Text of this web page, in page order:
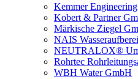
Kemmer
Kobert & Partner
Märkische Ziegel
NAIS
NEUTRALOX®
Rohrtec
WBH Water GmbH